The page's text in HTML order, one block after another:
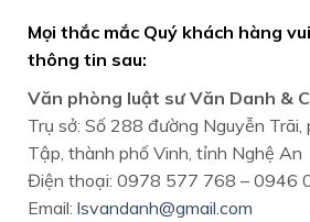
Mọi thắc mắc Quý khách hàng
thông tin sau:
Văn phòng luật sư Văn Danh &
Trụ sở: Số 288 đường Nguyễn Trãi,
Tập, thành phố Vinh, tỉnh Nghệ An
Điện thoại: 0978 577 768 – 0946
Email: lsvandanh@gmail.com